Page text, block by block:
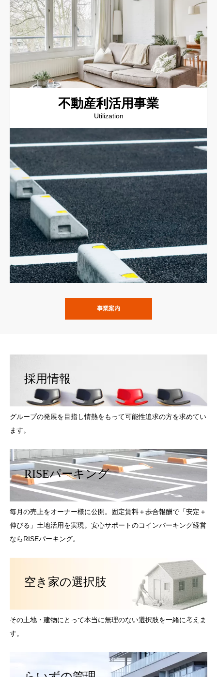
不動産利活用事業
Utilization
事業案内
採用情報
グループの発展を目指し情熱をもって可能性追求の方を求めてい
ます。
RISEパーキング
毎月の売上をオーナー様に公開。固定賃料＋歩合報酬で「安定＋
伸びる」土地活用を実現。安心サポートのコインパーキング経営
ならRISEパーキング。
空き家の選択肢
その土地・建物にとって本当に無理のない選択肢を一緒に考えま
す。